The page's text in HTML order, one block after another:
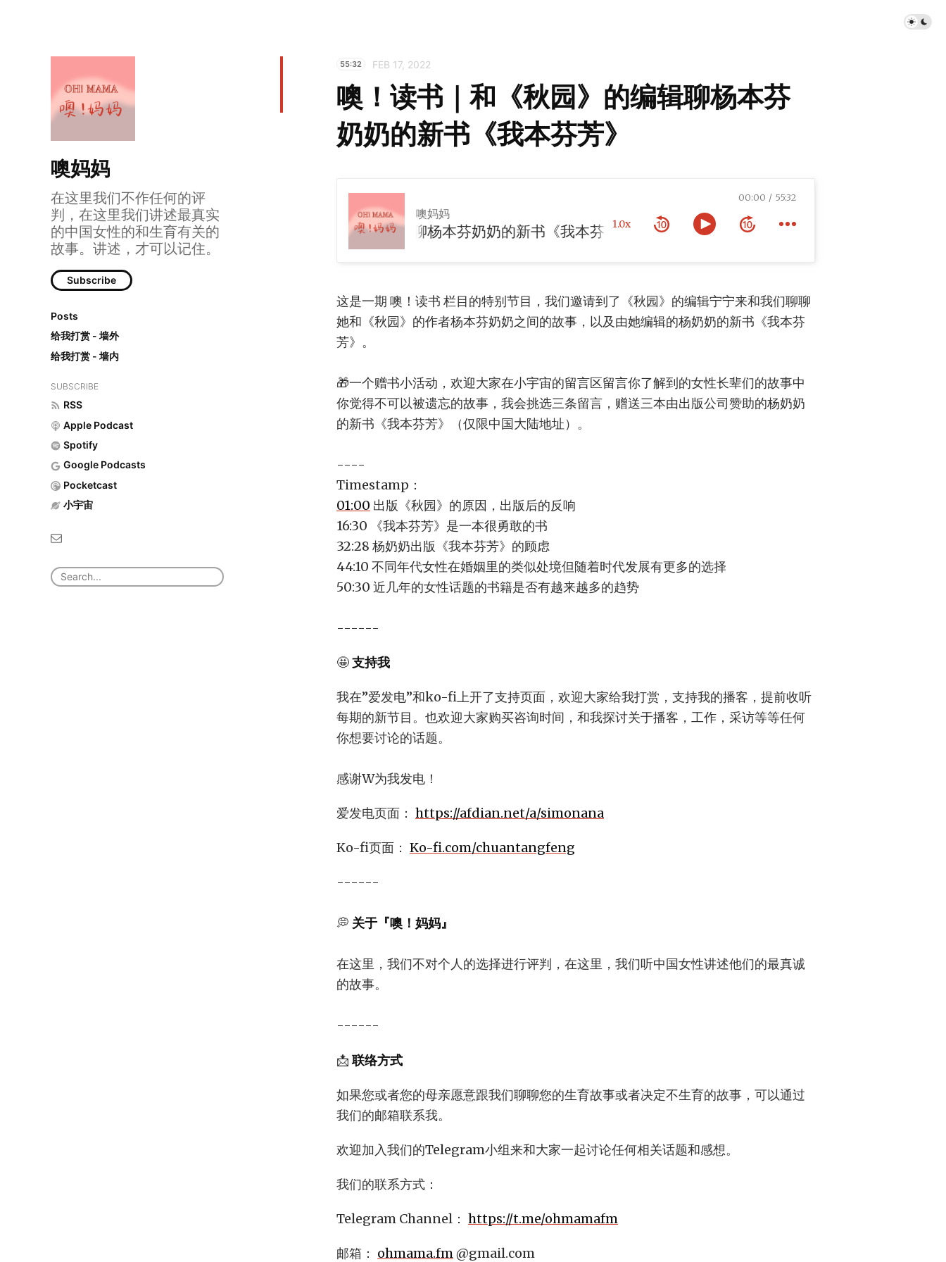
噢妈妈
在这里我们不作任何的评
判，在这里我们讲述最真实
的中国女性的和生育有关的
故事。讲述，才可以记住。
Subscribe
Posts
给我打赏 - 墙外
给我打赏 - 墙内
SUBSCRIBE
RSS
Apple Podcast
Spotify
Google Podcasts
Pocketcast
小宇宙
55:32 FEB 17, 2022
噢！读书｜和《秋园》的编辑聊杨本芬
奶奶的新书《我本芬芳》
噢妈妈
噢！读书｜和《秋园》的编辑聊杨本芬奶奶的新书《我本芬芳》 1.0x
00:00 55:32
这是一期 噢！读书 栏目的特别节目，我们邀请到了《秋园》的编辑宁宁来和我们聊聊
她和《秋园》的作者杨本芬奶奶之间的故事，以及由她编辑的杨奶奶的新书《我本芬
芳》。
🎁一个赠书小活动，欢迎大家在小宇宙的留言区留言你了解到的女性长辈们的故事中
你觉得不可以被遗忘的故事，我会挑选三条留言，赠送三本由出版公司赞助的杨奶奶
的新书《我本芬芳》（仅限中国大陆地址）。
----
Timestamp：
01:00 出版《秋园》的原因，出版后的反响
16:30 《我本芬芳》是一本很勇敢的书
32:28 杨奶奶出版《我本芬芳》的顾虑
44:10 不同年代女性在婚姻里的类似处境但随着时代发展有更多的选择
50:30 近几年的女性话题的书籍是否有越来越多的趋势
------
🤩支持我
我在”爱发电”和ko-fi上开了支持页面，欢迎大家给我打赏，支持我的播客，提前收听
每期的新节目。也欢迎大家购买咨询时间，和我探讨关于播客，工作，采访等等任何
你想要讨论的话题。
感谢W为我发电！
爱发电页面： https://afdian.net/a/simonana
Ko-fi页面： Ko-fi.com/chuantangfeng
------
💭 关于『噢！妈妈』
在这里，我们不对个人的选择进行评判，在这里，我们听中国女性讲述他们的最真诚
的故事。
------
📩 联络方式
如果您或者您的母亲愿意跟我们聊聊您的生育故事或者决定不生育的故事，可以通过
我们的邮箱联系我。
欢迎加入我们的Telegram小组来和大家一起讨论任何相关话题和感想。
我们的联系方式：
Telegram Channel： https://t.me/ohmamafm
邮箱： ohmama.fm@gmail.com